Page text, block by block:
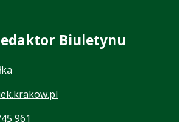
Biuletynu
961